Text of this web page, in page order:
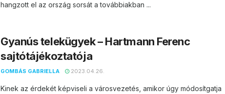
hangzott el az ország sorsát a továbbiakban ...
Gyanús telekügyek – Hartmann Ferenc
sajtótájékoztatója
GOMBÁS GABRIELLA 2023.04.26.
Kinek az érdekét képviseli a városvezetés, amikor úgy módosítgatja